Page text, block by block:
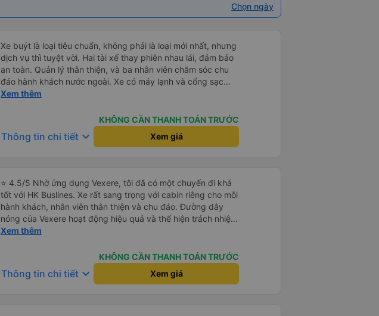
Chọn ngày
Xe buýt là loại tiêu chuẩn, không phải là loại mới nhất, nhưng
dịch vụ thì tuyệt vời. Hai tài xế thay phiên nhau lái, đảm bảo
an toàn. Quản lý thân thiện, và ba nhân viên chăm sóc chu
đáo hành khách nước ngoài. Xe có máy lạnh và cổng sạc
USB, và dừng thường xuyên ở các khu vực nghỉ ngơi. Phí
chọn. Bạn chỉ cần đợi bên trong bến xe để lên xe, nhưng do
bị chậm trễ, hành trình mất khoảng 9 tiếng. Tôi hài lòng với
giá vé 480.000 VND.
Xem thêm
KHÔNG CẦN THANH TOÁN TRƯỚC
Thông tin chi tiết keyboard_arrow_down Xem giá
⭐ 4.5/5 Nhờ ứng dụng Vexere, tôi đã có một chuyến đi khá
tốt với HK Buslines. Xe rất sang trọng với cabin riêng cho mỗi
hành khách, nhân viên thân thiện và chu đáo. Đường dây
nóng của Vexere hoạt động hiệu quả và thể hiện trách nhiệm
với khách hàng. Nhược điểm: -0.5 sao vì quy trình đặt vé
quay lại, điều này có thể dẫn đến việc hủy dịch vụ. -0.5 sao
vì điểm trả khách chỉ ở văn phòng đại diện của công ty,
không phải ở nhà tôi :) Ưu điểm: Xe buýt khởi hành và đến
Xem thêm
KHÔNG CẦN THANH TOÁN TRƯỚC
Thông tin chi tiết keyboard_arrow_down Xem giá